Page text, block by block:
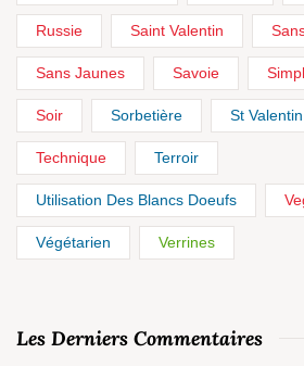
Russie Saint Valentin
Sans Jaunes Savoie
Soir Sorbetière St Valentin
Technique Terroir
Utilisation Des Blancs Doeufs
Végétarien Verrines
Les Derniers Commentaires